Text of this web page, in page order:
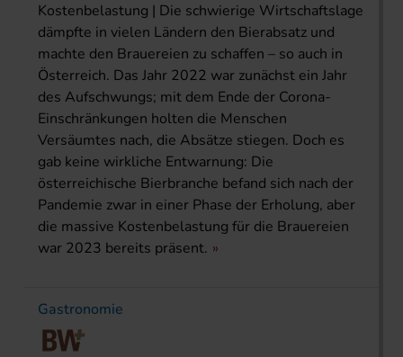
Kostenbelastung | Die schwierige Wirtschaftslage
dämpfte in vielen Ländern den Bierabsatz und
machte den Brauereien zu schaffen – so auch in
Österreich. Das Jahr 2022 war zunächst ein Jahr
des Aufschwungs; mit dem Ende der Corona-
Einschrän­kungen holten die Menschen
Versäumtes nach, die Absätze stiegen. Doch es
gab keine wirkliche Entwarnung: Die
österreichische Bierbranche befand sich nach der
Pandemie zwar in einer Phase der Erholung, aber
die massive Kostenbelastung für die Brauereien
war 2023 bereits präsent.
Gastronomie